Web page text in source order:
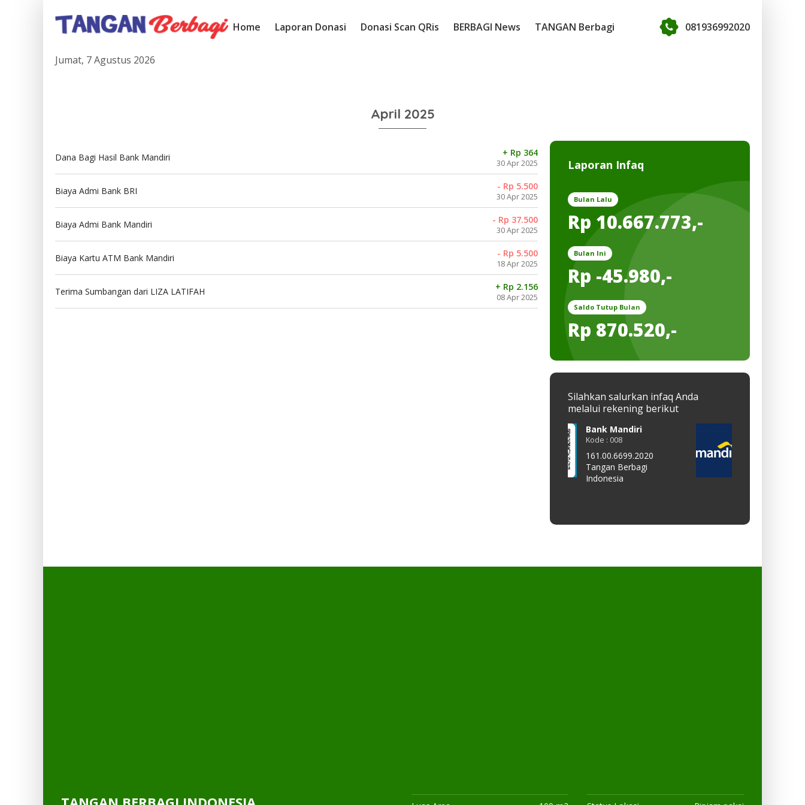
Home Laporan Donasi Donasi Scan QRis BERBAGI News TANGAN Berbagi 081936992020
Jumat, 7 Agustus 2026
April 2025
Dana Bagi Hasil Bank Mandiri + Rp 364
30 Apr 2025
Biaya Admi Bank BRI - Rp 5.500
30 Apr 2025
Biaya Admi Bank Mandiri - Rp 37.500
30 Apr 2025
Biaya Kartu ATM Bank Mandiri - Rp 5.500
18 Apr 2025
Terima Sumbangan dari LIZA LATIFAH + Rp 2.156
08 Apr 2025
Laporan Infaq
Bulan Lalu
Rp 10.667.773,-
Bulan Ini
Rp -45.980,-
Saldo Tutup Bulan
Rp 870.520,-
Silahkan salurkan infaq Anda
melalui rekening berikut
Bank Mandiri
Kode : 008
161.00.6699.2020
Tangan Berbagi
Indonesia